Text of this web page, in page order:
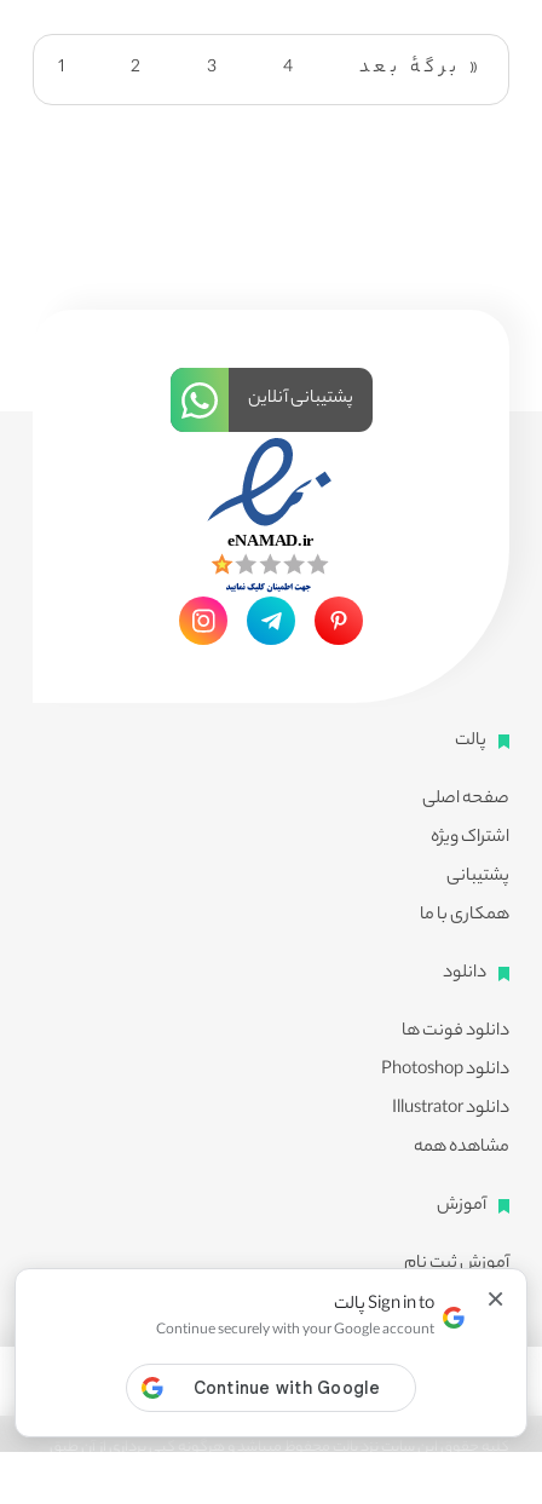
1 2 3 4 برگهٔ بعد »
پالت
صفحه اصلی
اشتراک ویژه
پشتیبانی
همکاری با ما
دانلود
دانلود فونت ها
دانلود Photoshop
دانلود Illustrator
مشاهده همه
آموزش
آموزش ثبت نام
آموزش دانلود
آموزش ویرایش طرح ها
مشاهده همه
پشتیبانی آنلاین
کلیه حقوق این سایت نزد پالت محفوظ میباشد و هرگونه کپی برداری از آن طبق
× Sign in to پالت
Continue securely with your Google account